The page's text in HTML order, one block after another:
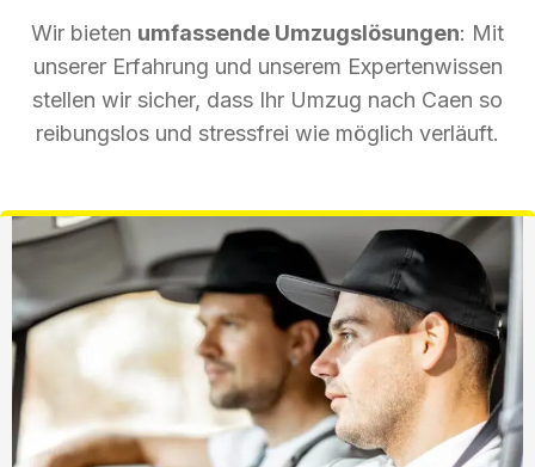
Wir bieten umfassende Umzugslösungen: Mit
unserer Erfahrung und unserem Expertenwissen
stellen wir sicher, dass Ihr Umzug nach Caen so
reibungslos und stressfrei wie möglich verläuft.